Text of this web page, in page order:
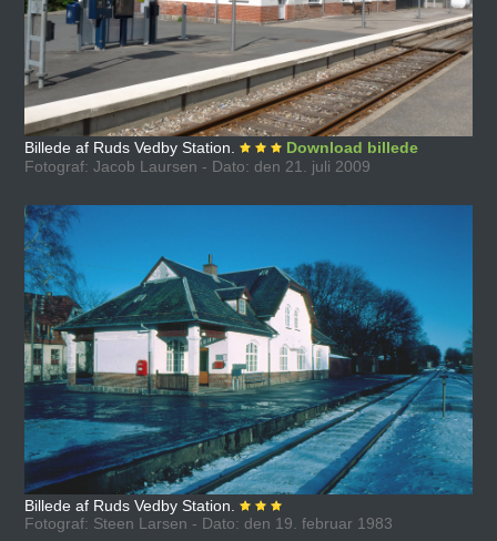
Billede af Ruds Vedby Station.
Download billede
Fotograf: Jacob Laursen - Dato: den 21. juli 2009
Billede af Ruds Vedby Station.
Fotograf: Steen Larsen - Dato: den 19. februar 1983